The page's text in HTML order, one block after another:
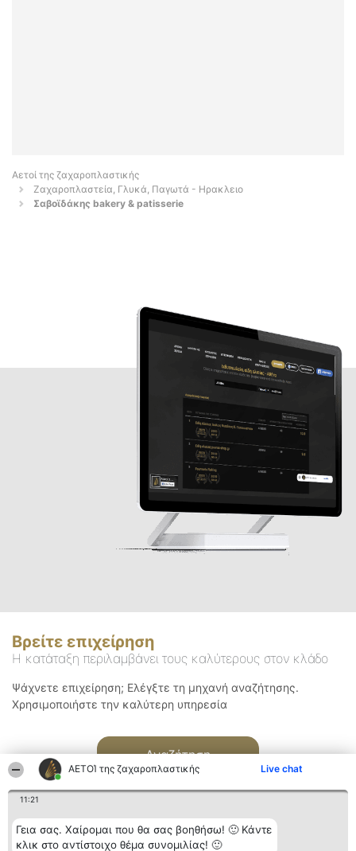
ΑΕΤΟΊ της ζαχαροπλαστικής Live chat
11:21
Γεια σας. Χαίρομαι που θα σας βοηθήσω! 🙂 Κάντε
κλικ στο αντίστοιχο θέμα συνομιλίας! 🙂
Αετοί της ζαχαροπλαστικής
Ζαχαροπλαστεία, Γλυκά, Παγωτά - Ηρακλειο
Σαβοϊδάκης bakery & patisserie
Βρείτε επιχείρηση
Η κατάταξη περιλαμβάνει τους καλύτερους στον κλάδο
Ψάχνετε επιχείρηση; Ελέγξτε τη μηχανή αναζήτησης.
Χρησιμοποιήστε την καλύτερη υπηρεσία
Αναζήτηση